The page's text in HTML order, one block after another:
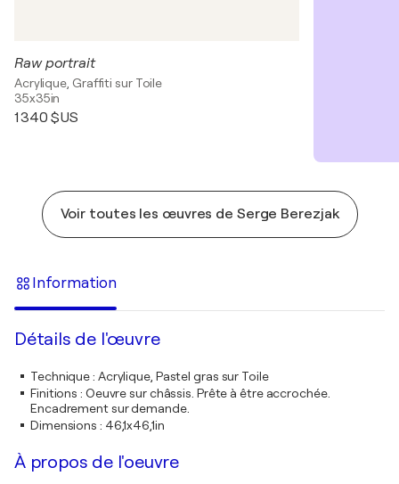
Raw portrait
Acrylique, Graffiti sur Toile
35x35in
1 340 $US
Voir toutes les œuvres de Serge Berezjak
Information
Détails de l'œuvre
Technique: Acrylique, Pastel gras sur Toile
Finitions : Oeuvre sur châssis. Prête à être accrochée.
Encadrement sur demande.
Dimensions : 46,1x46,1in
À propos de l'oeuvre